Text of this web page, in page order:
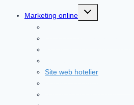
Marketing online
Toggle
Site web hotelier